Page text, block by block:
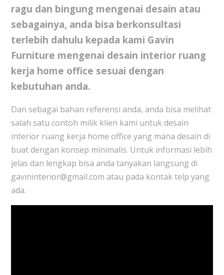
ragu dan bingung mengenai desain atau
sebagainya, anda bisa berkonsultasi
terlebih dahulu kepada kami Gavin
Furniture mengenai desain interior ruang
kerja home office sesuai dengan
kebutuhan anda.
Dan sebagai bahan referensi anda, anda bisa melihat
salah satu contoh milik klien kami untuk desain
interior ruang kerja home office yang mana desain di
buat dengan konsep minimalis. Untuk informasi lebih
jelas dan lengkap bisa anda tanyakan langsung di
gavininterior@gmail.com atau pada kontak telp yang
ada.